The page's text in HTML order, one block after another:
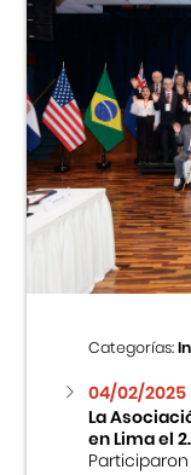
Categorías:
04/02/2025
La
en Lima el